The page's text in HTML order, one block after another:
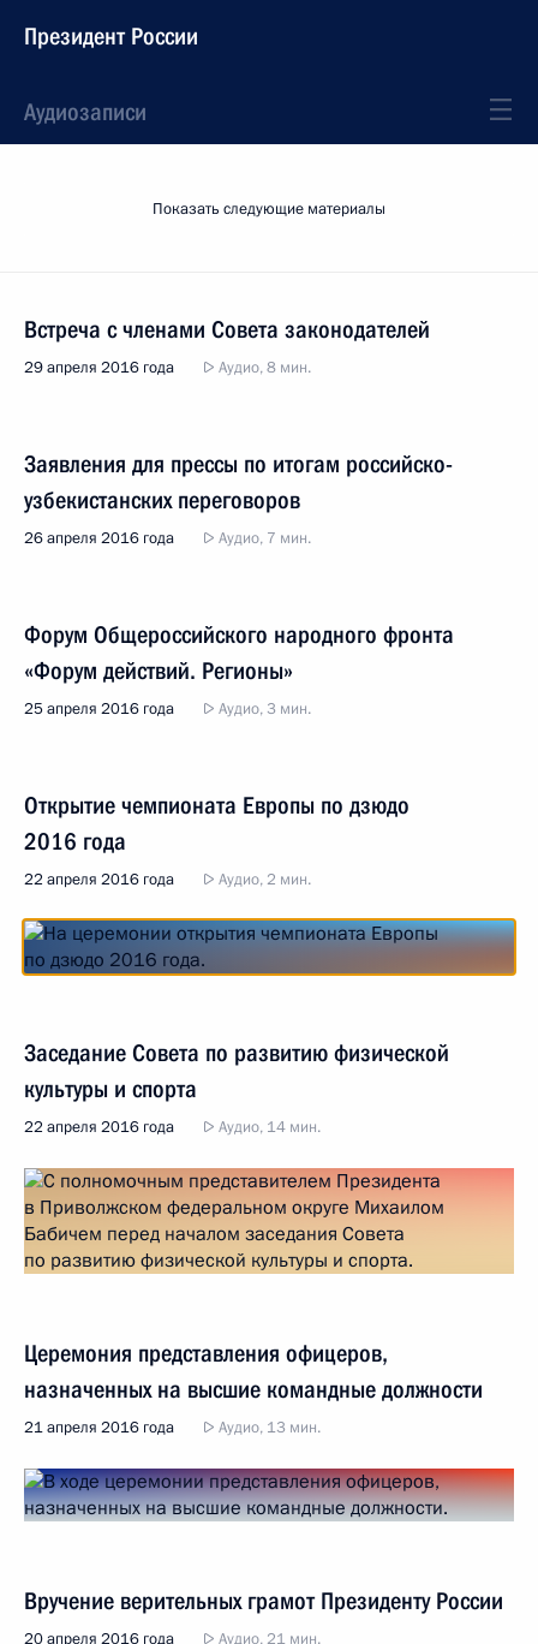
Президент России
Аудиозаписи
Показать следующие материалы
Встреча с членами Совета законодателей
29 апреля 2016 года Аудио, 8 мин.
Заявления для прессы по итогам российско-
узбекистанских переговоров
26 апреля 2016 года Аудио, 7 мин.
Форум Общероссийского народного фронта
«Форум действий. Регионы»
25 апреля 2016 года Аудио, 3 мин.
Открытие чемпионата Европы по дзюдо
2016 года
22 апреля 2016 года Аудио, 2 мин.
Заседание Совета по развитию физической
культуры и спорта
22 апреля 2016 года Аудио, 14 мин.
Церемония представления офицеров,
назначенных на высшие командные должности
21 апреля 2016 года Аудио, 13 мин.
Вручение верительных грамот Президенту России
20 апреля 2016 года Аудио, 21 мин.